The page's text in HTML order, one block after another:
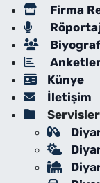
Firma
Künye
İletişim
Servisler